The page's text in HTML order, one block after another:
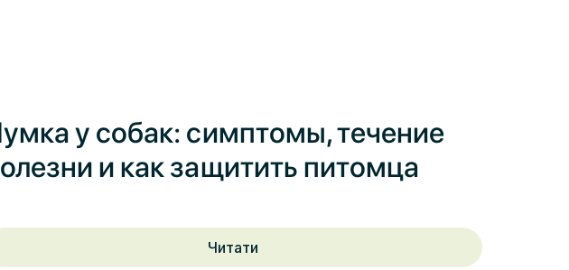
у собак: симптомы, течение
и как защитить питомца
Читати